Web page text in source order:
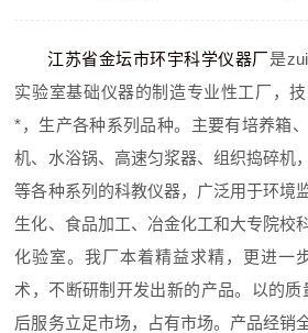
江苏省金坛市环宇科学仪器厂是
实验室基础仪器的制造专业性工厂，
*，生产各种系列品种。主要有培养箱
机、水浴锅、高速匀浆器、组织捣碎机
等各种系列的科教仪器，广泛用于环境
生化、食品加工、冶金化工和大专院校
化验室。我厂本着精益求精，更进一
术，不断研制开发出新的产品。以的
后服务立足市场，占有市场。产品经销